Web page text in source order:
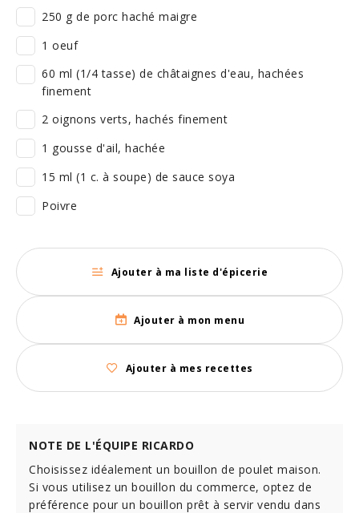
250 g de porc haché maigre
1 oeuf
60 ml (1/4 tasse) de châtaignes d'eau, hachées
finement
2 oignons verts, hachés finement
1 gousse d'ail, hachée
15 ml (1 c. à soupe) de sauce soya
Poivre
Ajouter à ma liste d'épicerie
Ajouter à mon menu
Ajouter à mes recettes
NOTE DE L'ÉQUIPE RICARDO
Choisissez idéalement un bouillon de poulet maison.
Si vous utilisez un bouillon du commerce, optez de
préférence pour un bouillon prêt à servir vendu dans